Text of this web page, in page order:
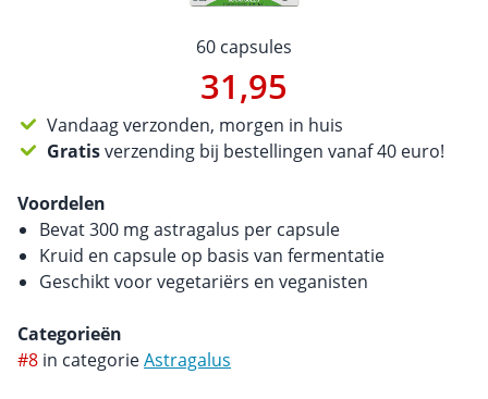
60 capsules
31,95
Vandaag verzonden, morgen in huis
Gratisverzending bij bestellingen vanaf 40 euro!
Voordelen
Bevat 300 mg astragalus per capsule
Kruid en capsule op basis van fermentatie
Geschikt voor vegetariërs en veganisten
Categorieën
#8 in categorieAstragalus